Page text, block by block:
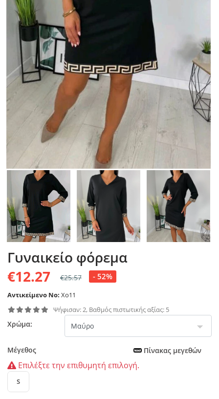
Γυναικείο φόρεμα
€12.27
€25.57 - 52%
Αντικείμενο No: Xo11
Ψήφισαν: 2, Βαθμός πιστωτικής αξίας: 5
Χρώμα:
Μέγεθος Πίνακας μεγεθών
Επιλέξτε την επιθυμητή επιλογή.
S